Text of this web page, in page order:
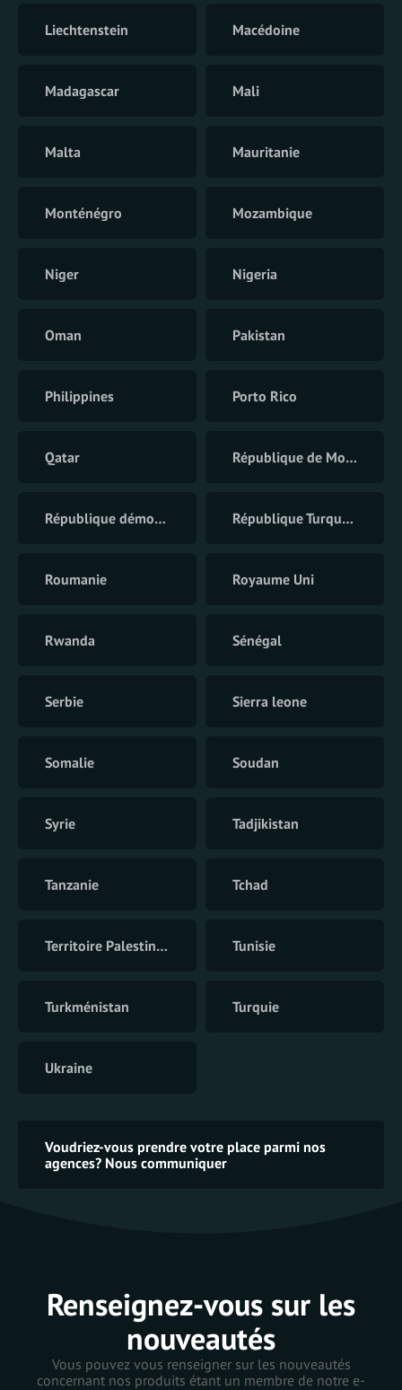
Liechtenstein Macédoine
Madagascar Mali
Malta Mauritanie
Monténégro Mozambique
Niger Nigeria
Oman Pakistan
Philippines Porto Rico
Qatar République de Moldavie
République démocratique du Congo République Turque du Chypre du Nord
Roumanie Royaume Uni
Rwanda Sénégal
Serbie Sierra leone
Somalie Soudan
Syrie Tadjikistan
Tanzanie Tchad
Territoire Palestinien Tunisie
Turkménistan Turquie
Ukraine
Voudriez-vous prendre votre place parmi nos
agences? Nous communiquer
Renseignez-vous sur les
nouveautés
Vous pouvez vous renseigner sur les nouveautés
concernant nos produits étant un membre de notre e-